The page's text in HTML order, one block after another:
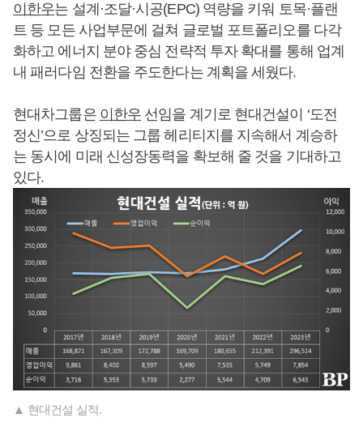
이한우는 설계·조달·시공(EPC) 역량을 키워 토목·플랜
트 등 모든 사업부문에 걸쳐 글로벌 포트폴리오를 다각
화하고 에너지 분야 중심 전략적 투자 확대를 통해 업계
내 패러다임 전환을 주도한다는 계획을 세웠다.
현대차그룹은 이한우 선임을 계기로 현대건설이 ‘도전
정신’으로 상징되는 그룹 헤리티지를 지속해서 계승하
는 동시에 미래 신성장동력을 확보해 줄 것을 기대하고
있다.
▲ 현대건설 실적.